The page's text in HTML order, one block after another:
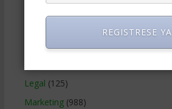
Finanzas Corporativas(748)
Gerencia social y ambiental(223)
Legal (125)
Marketing(988)
REGISTRESE YA